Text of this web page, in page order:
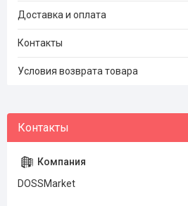
Доставка и оплата
Контакты
Условия возврата товара
DOSSMarket